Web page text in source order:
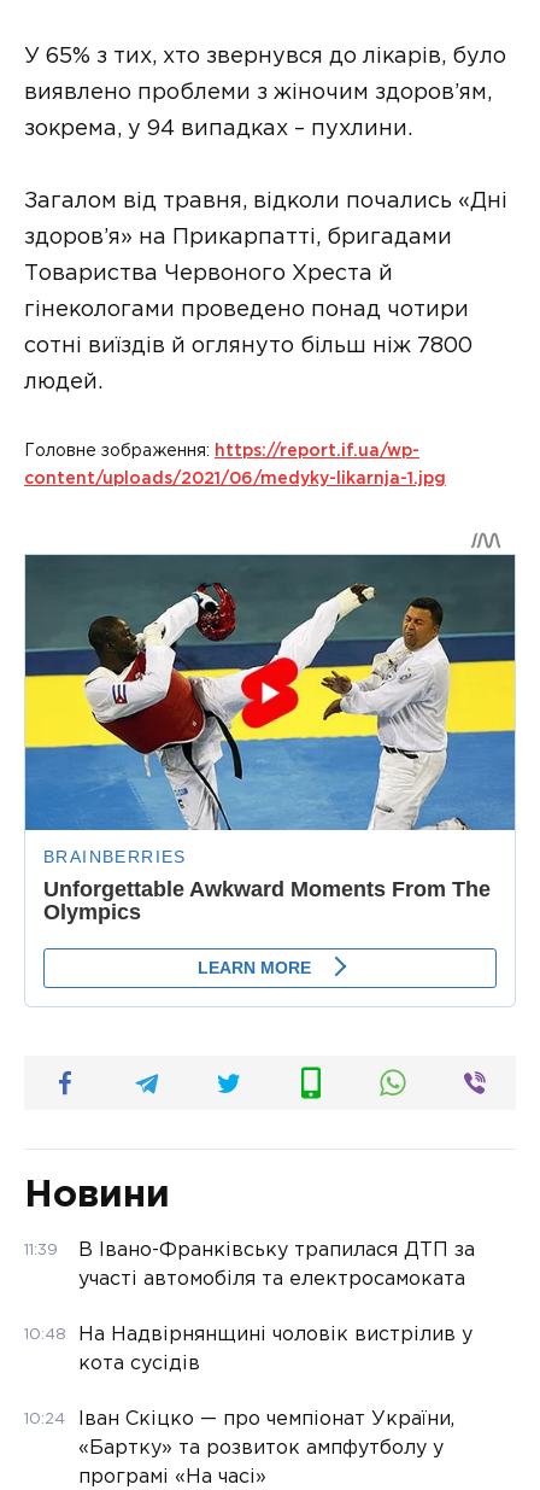
У 65% з тих, хто звернувся до лікарів, було
виявлено проблеми з жіночим здоров’ям,
зокрема, у 94 випадках – пухлини.
Загалом від травня, відколи почались «Дні
здоров’я» на Прикарпатті, бригадами
Товариства Червоного Хреста й
гінекологами проведено понад чотири
сотні виїздів й оглянуто більш ніж 7800
людей.
Головне зображення: https://report.if.ua/wp-
content/uploads/2021/06/medyky-likarnja-1.jpg
Новини
11:39
В Івано-Франківську трапилася ДТП за
участі автомобіля та електросамоката
10:48
На Надвірнянщині чоловік вистрілив у
кота сусідів
10:24
Іван Скіцко — про чемпіонат України,
«Бартку» та розвиток ампфутболу у
програмі «На часі»